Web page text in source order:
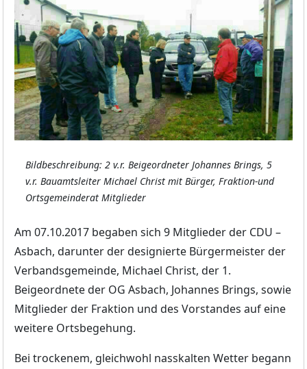
Bildbeschreibung: 2 v.r. Beigeordneter Johannes Brings, 5
v.r. Bauamtsleiter Michael Christ mit Bürger, Fraktion-und
Ortsgemeinderat Mitglieder
Am 07.10.2017 begaben sich 9 Mitglieder der CDU –
Asbach, darunter der designierte Bürgermeister der
Verbandsgemeinde, Michael Christ, der 1.
Beigeordnete der OG Asbach, Johannes Brings, sowie
Mitglieder der Fraktion und des Vorstandes auf eine
weitere Ortsbegehung.
Bei trockenem, gleichwohl nasskalten Wetter begann